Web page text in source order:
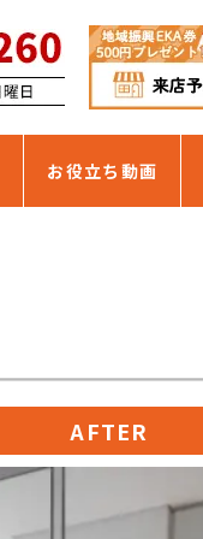
お役立ち動画
AFTER